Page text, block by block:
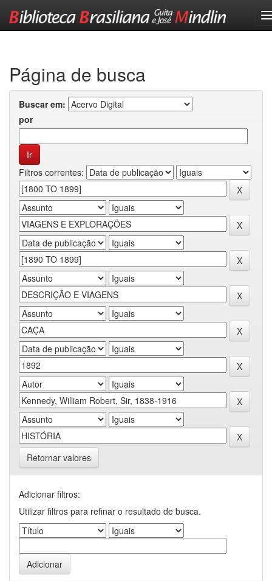
Página de busca
Buscar em:
por
Filtros correntes:
Retornar valores
Adicionar filtros:
Utilizar filtros para refinar o resultado de busca.